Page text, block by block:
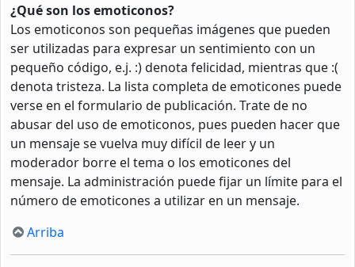
¿Qué son los emoticonos?
Los emoticonos son pequeñas imágenes que pueden
ser utilizadas para expresar un sentimiento con un
pequeño código, e.j. :) denota felicidad, mientras que :(
denota tristeza. La lista completa de emoticones puede
verse en el formulario de publicación. Trate de no
abusar del uso de emoticonos, pues pueden hacer que
un mensaje se vuelva muy difícil de leer y un
moderador borre el tema o los emoticones del
mensaje. La administración puede fijar un límite para el
número de emoticones a utilizar en un mensaje.
Arriba